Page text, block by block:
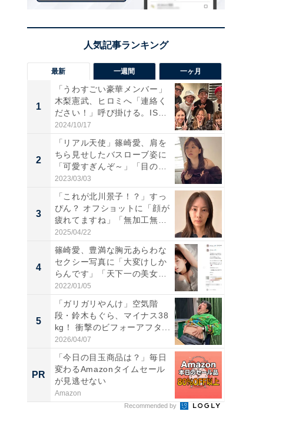
最新 一週間 一ヶ月
1
「うわすごい豪華メンバー」
木梨憲武、ヒロミへ「連絡く
ださい！」呼び掛ける。IS
S...
2024/10/17
2
「リアル天使」篠崎愛、肩を
ちら見せしたバスローブ姿に
「可愛すぎんぞ～」「目の表
情...
2023/03/03
3
「これが北川景子！？」すっ
ぴん？ オフショットに「顔が
疲れてますね」「無加工無
表...
2025/04/22
4
篠崎愛、豊満な胸元あらわな
セクシー写真に「大変けしか
らんです」「天下一の美女で
す...
2022/01/05
5
「ガリガリやんけ」空気階
段・鈴木もぐら、マイナス38
kg！ 衝撃のビフォーアフタ...
2026/04/07
PR
「今日の目玉商品は？」毎日
変わるAmazonタイムセール
が見逃せない
Amazon
Recommended by